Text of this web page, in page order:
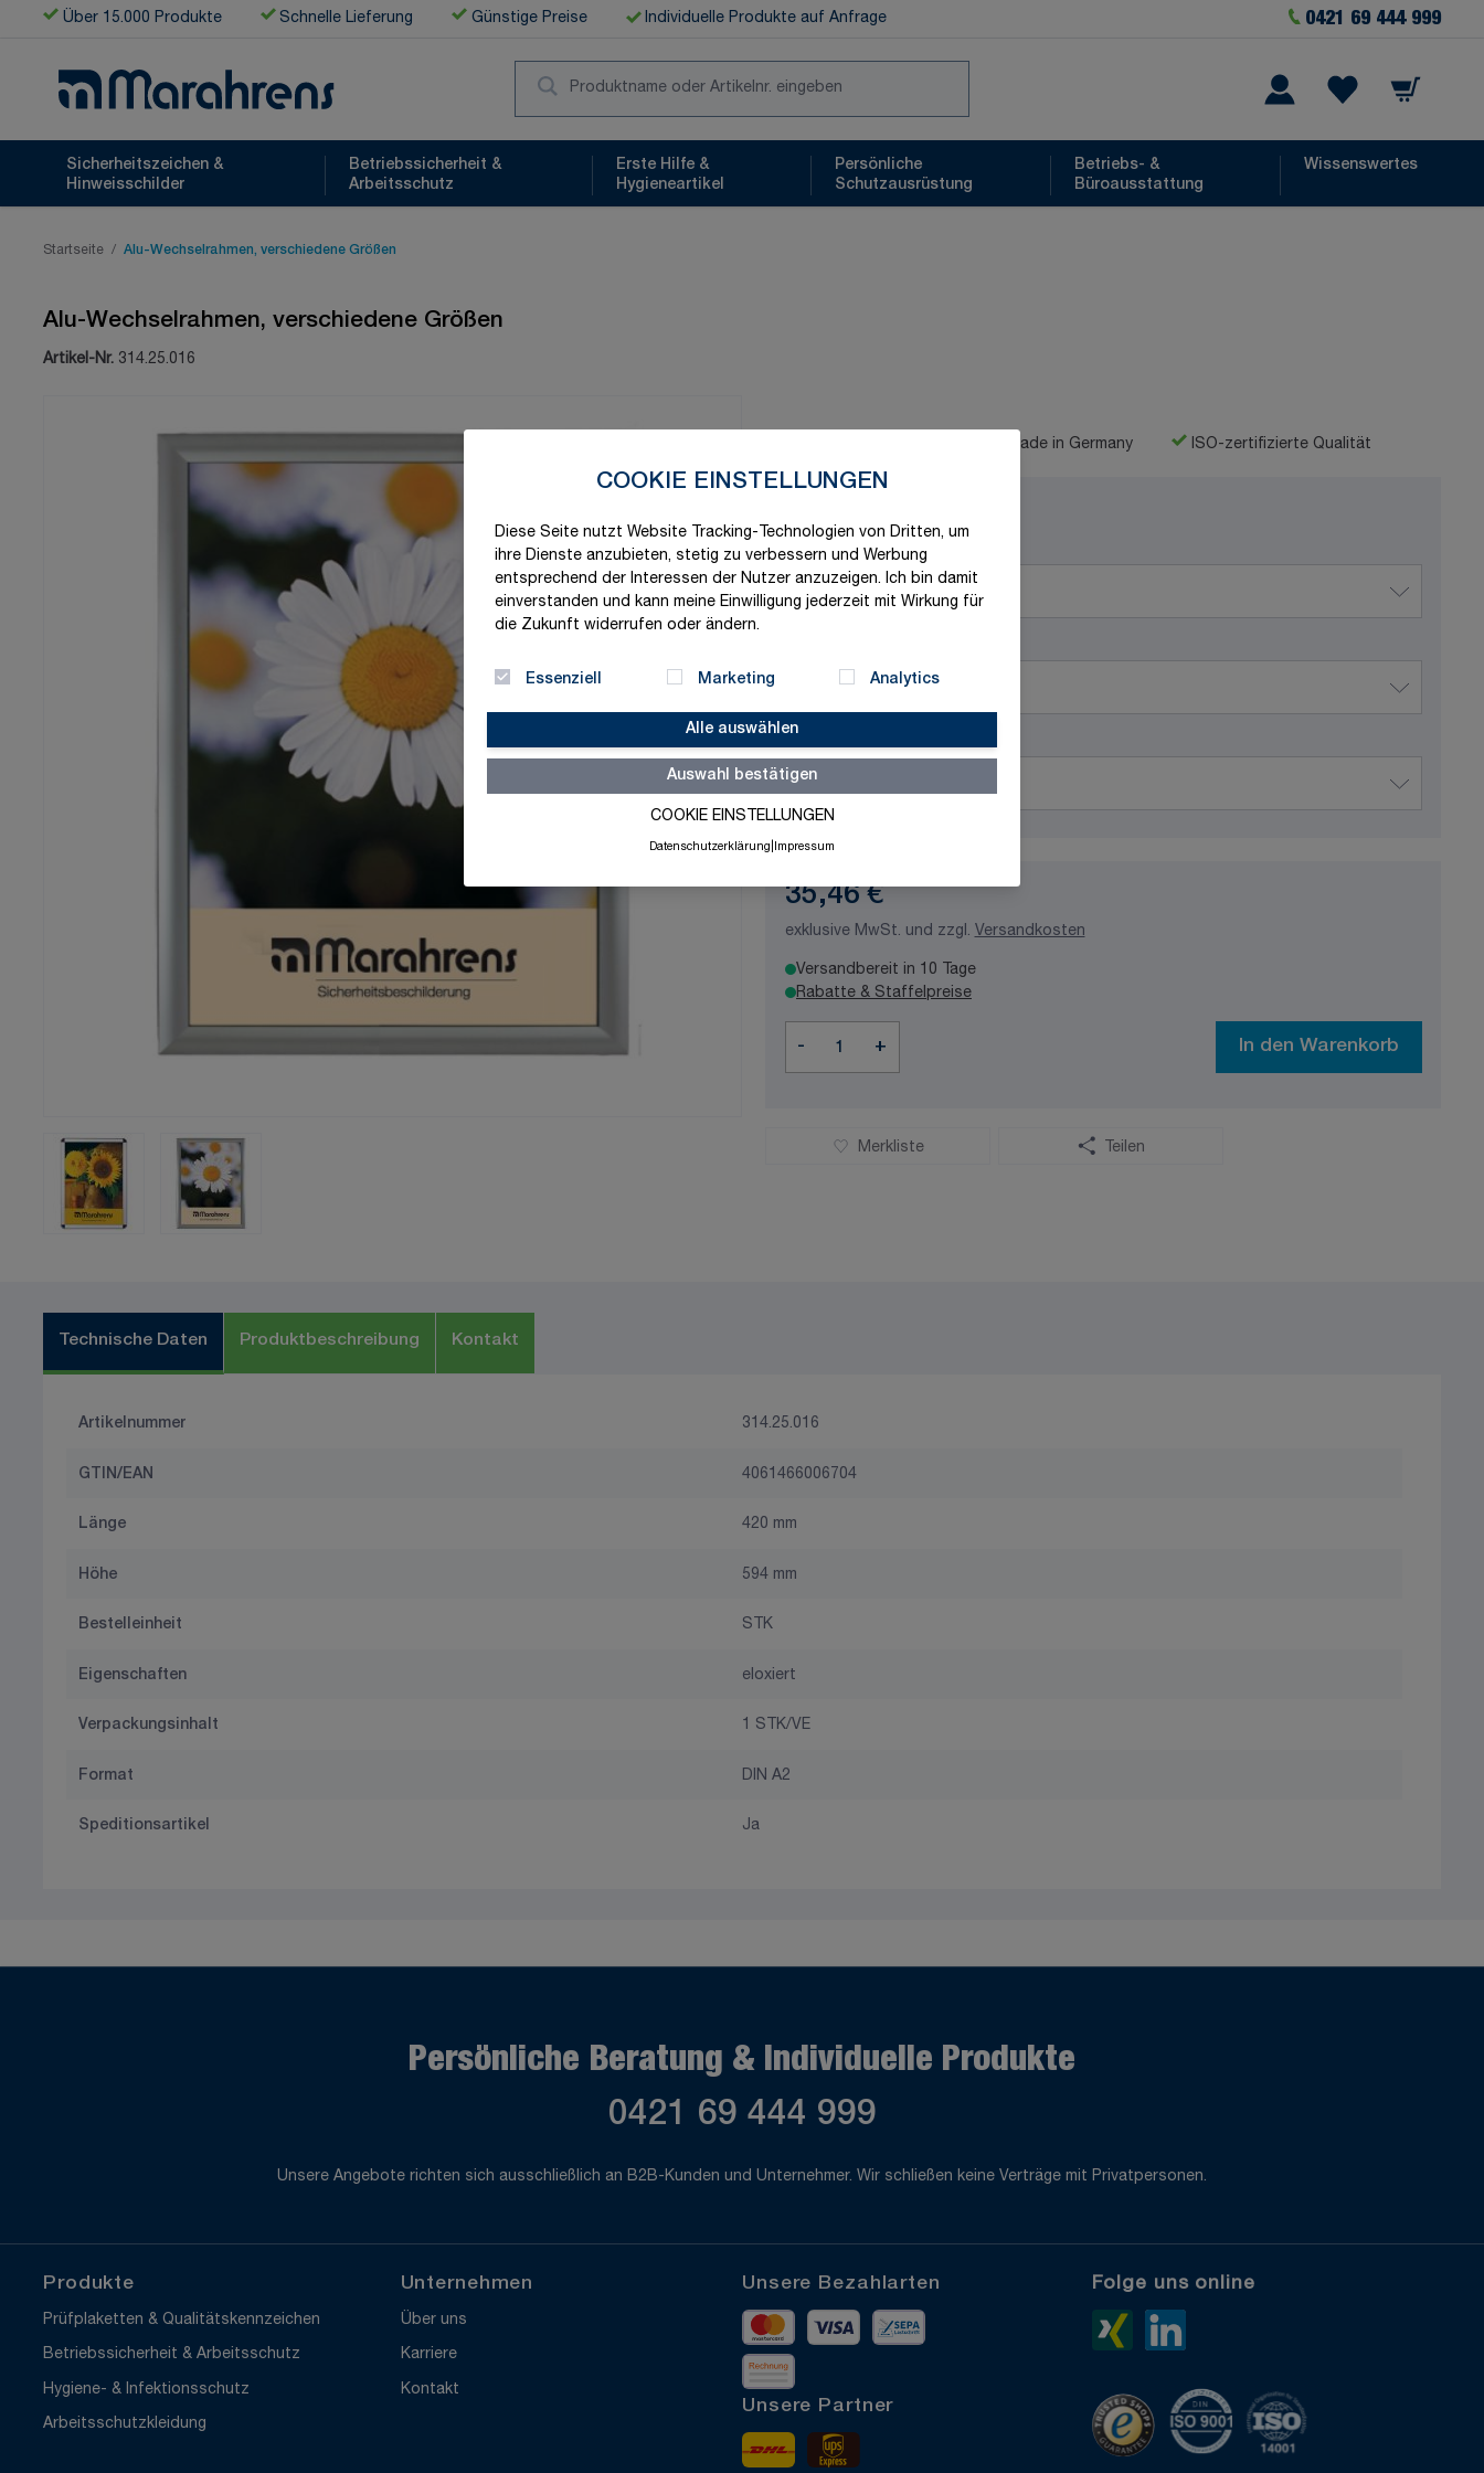
COOKIE EINSTELLUNGEN
Diese Seite nutzt Website Tracking-Technologien von Dritten, um
ihre Dienste anzubieten, stetig zu verbessern und Werbung
entsprechend der Interessen der Nutzer anzuzeigen. Ich bin damit
einverstanden und kann meine Einwilligung jederzeit mit Wirkung für
die Zukunft widerrufen oder ändern.
Essenziell Marketing Analytics
Alle auswählen
Auswahl bestätigen
COOKIE EINSTELLUNGEN
Datenschutzerklärung Impressum
Zum Inhalt springen
Über 15.000 Produkte Schnelle Lieferung Günstige Preise Individuelle Produkte auf Anfrage 0421 69 444 999
Warenkorb
Sicherheitszeichen &
Hinweisschilder
Betriebssicherheit &
Arbeitsschutz
Erste Hilfe &
Hygieneartikel
Persönliche
Schutzausrüstung
Betriebs- &
Büroausstattung
Wissenswertes
Startseite / Alu-Wechselrahmen, verschiedene Größen
Alu-Wechselrahmen, verschiedene Größen
Artikel-Nr. 314.25.016
Made in Germany ISO-zertifizierte Qualität
Format
Form
35,46 €
exklusive MwSt. und zzgl. Versandkosten
Versandbereit in 10 Tage
Rabatte & Staffelpreise
- + In den Warenkorb
Merkliste Teilen
Technische Daten Produktbeschreibung Kontakt
Artikelnummer 314.25.016
GTIN/EAN 4061466006704
Länge 420 mm
Höhe 594 mm
Bestelleinheit STK
Eigenschaften eloxiert
Verpackungsinhalt 1 STK/VE
Format DIN A2
Speditionsartikel Ja
Persönliche Beratung & Individuelle Produkte
0421 69 444 999
Unsere Angebote richten sich ausschließlich an B2B-Kunden und Unternehmer. Wir schließen keine Verträge mit Privatpersonen.
Produkte
Prüfplaketten & Qualitätskennzeichen
Betriebssicherheit & Arbeitsschutz
Hygiene- & Infektionsschutz
Arbeitsschutzkleidung
Unternehmen
Über uns
Karriere
Kontakt
Unsere Bezahlarten
MastercardVisa Vorkasse
Rechnung
Unsere Partner
DHL
Folge uns online
Xing>
TrustedShopsISO 9001 zertifiziert